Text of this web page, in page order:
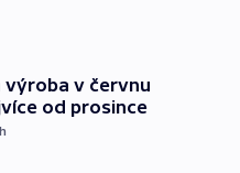
výroba v červnu
od prosince
h